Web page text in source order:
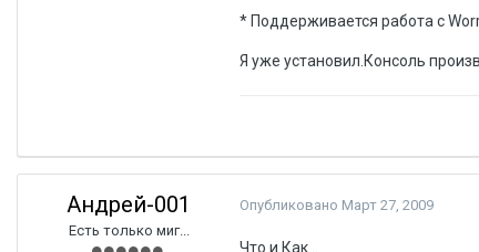
* Поддерживается работа с
Я уже установил.Консоль
Андрей-001
Есть только миг...
Опубликовано Март 27, 2009
Что и Как...